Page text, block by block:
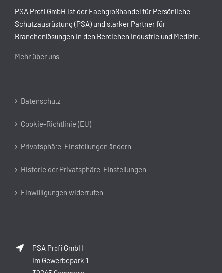
PSA Profi GmbH ist der Fachgroßhandel für Persönliche
Schutzausrüstung (PSA) und starker Partner für
Branchenlösungen in den Bereichen Industrie und Medizin.
Mehr über uns
Datenschutz
Cookie-Richtlinie (EU)
Privatsphäre-Einstellungen ändern
Historie der Privatsphäre-Einstellungen
Einwilligungen widerrufen
PSA Profi GmbH
Im Gewerbepark 1